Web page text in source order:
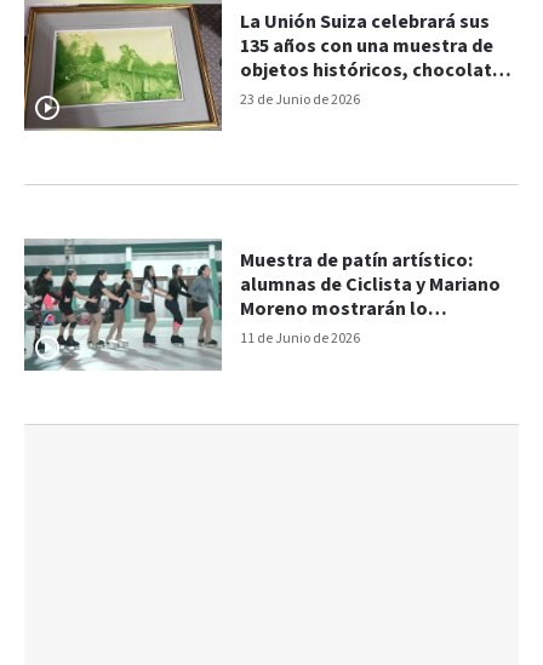
23 de Junio de 2026
La Unión Suiza celebrará sus
135 años con una muestra de
objetos históricos, chocolate y
gastronomía típica
11 de Junio de 2026
Muestra de patín artístico:
alumnas de Ciclista y Mariano
Moreno mostrarán lo
aprendido